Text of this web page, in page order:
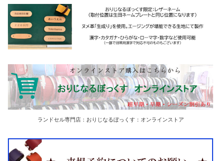
ランドセル専門店：おりじなるぼっくす：オンラインストア